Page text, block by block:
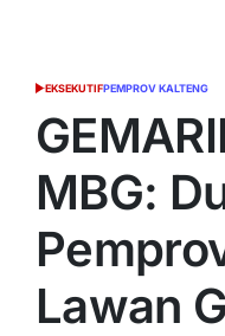
POSTED
EKSEKUTIFPEMPROV KALTENG
MBG:
Lawan